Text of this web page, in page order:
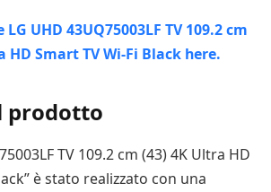
prodotto
TV 109.2 cm (43) 4K Ultra HD
è stato realizzato con una